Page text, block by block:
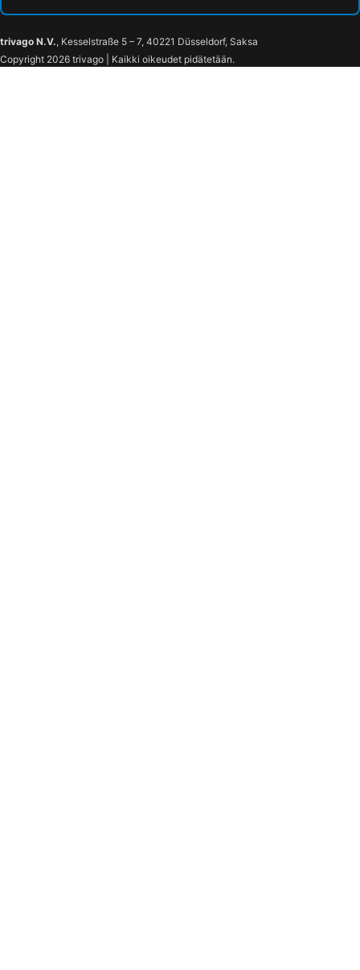
trivago N.V., Kesselstraße 5 – 7, 40221 Düsseldorf, Saksa
Copyright 2026 trivago | Kaikki oikeudet pidätetään.